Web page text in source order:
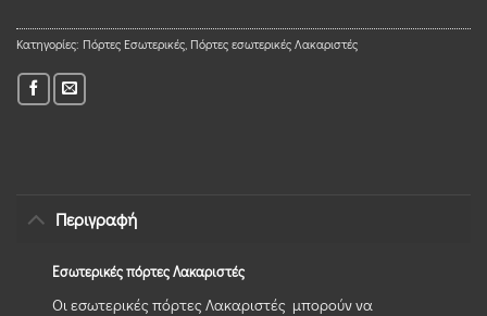
Κατηγορίες: Πόρτες Εσωτερικές, Πόρτες εσωτερικές Λακαριστές
Περιγραφή
Εσωτερικές πόρτες Λακαριστές
Οι εσωτερικές πόρτες Λακαριστές μπορούν να